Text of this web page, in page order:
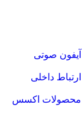
آیفون صوتی
ارتباط داخلی
محصولات اکسس